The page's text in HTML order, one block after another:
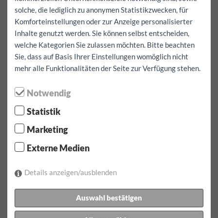
Gesamte Buchung inkl. km frei Ja
Ich will auch ins Ausland fahren Ja
Mietdauer:1 Tag(e)
Selbstbeteiligung Vollkaskoversicherung:1000EUR
11.08.2026
07:00
Mietpreis:215.9EUR
1 x Tarif ab 1 Tag pro Tag inkl. 100 km um 215.90 EUR
Zusatzkilometer für dieses Fahrzeug EUR 0.60
Führerschein, Lichtbildausweis (Pass, Personalausweis),
Kaution:ab EUR 1000.00 bar oder mittels Kreditkarte.
solche, die lediglich zu anonymen Statistikzwecken, für
Komforteinstellungen oder zur Anzeige personalisierter
Inhalte genutzt werden. Sie können selbst entscheiden,
welche Kategorien Sie zulassen möchten. Bitte beachten
Sie, dass auf Basis Ihrer Einstellungen womöglich nicht
mehr alle Funktionalitäten der Seite zur Verfügung stehen.
Notwendig
Statistik
Marketing
Externe Medien
Details anzeigen/ausblenden
Auswahl bestätigen